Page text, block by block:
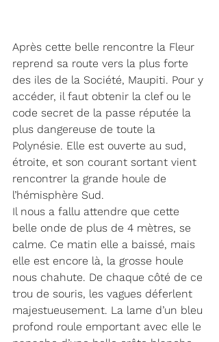
Après cette belle rencontre la Fleur
reprend sa route vers la plus forte
des iles de la Société, Maupiti. Pour y
accéder, il faut obtenir la clef ou le
code secret de la passe réputée la
plus dangereuse de toute la
Polynésie. Elle est ouverte au sud,
étroite, et son courant sortant vient
rencontrer la grande houle de
l’hémisphère Sud.
Il nous a fallu attendre que cette
belle onde de plus de 4 mètres, se
calme. Ce matin elle a baissé, mais
elle est encore là, la grosse houle
nous chahute. De chaque côté de ce
trou de souris, les vagues déferlent
majestueusement. La lame d’un bleu
profond roule emportant avec elle le